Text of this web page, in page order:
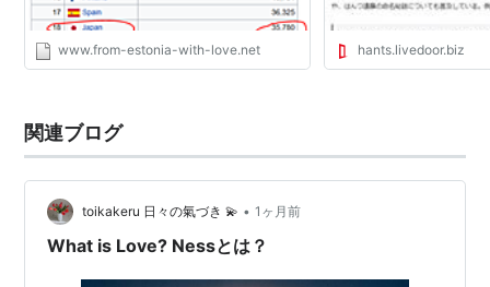
www.from-estonia-with-love.net hants.livedoor.biz
関連ブログ
toikakeru 日々の氣づき 💫 • 1ヶ月前
What is Love? Nessとは？